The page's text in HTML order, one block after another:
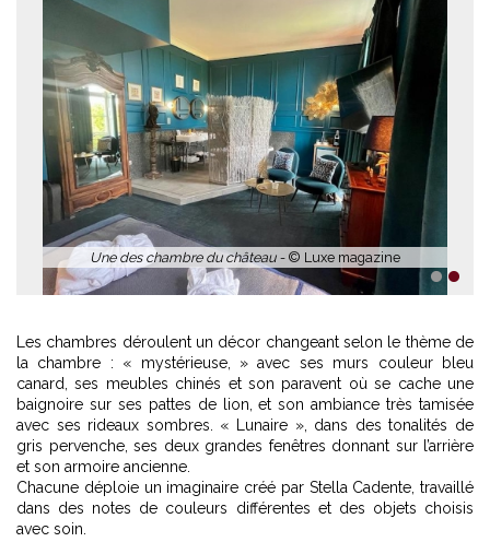
1 2
Les chambres déroulent un décor changeant selon le thème de
la chambre : « mystérieuse, » avec ses murs couleur bleu
canard, ses meubles chinés et son paravent où se cache une
baignoire sur ses pattes de lion, et son ambiance très tamisée
avec ses rideaux sombres. « Lunaire », dans des tonalités de
gris pervenche, ses deux grandes fenêtres donnant sur l’arrière
et son armoire ancienne.
Chacune déploie un imaginaire créé par Stella Cadente, travaillé
dans des notes de couleurs différentes et des objets choisis
avec soin.